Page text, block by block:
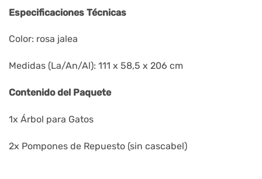
Especificaciones Técnicas
Color: rosa jalea
Medidas (La/An/Al): 111 x 58,5 x 206 cm
Contenido del Paquete
1x Árbol para Gatos
2x Pompones de Repuesto (sin cascabel)